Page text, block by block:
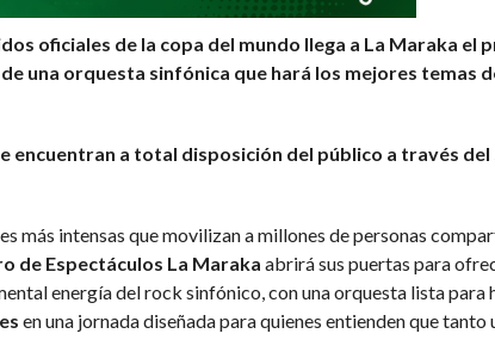
oficiales de la copa del mundo llega a La Maraka el
una orquesta sinfónica que hará los mejores temas
encuentran a total disposición del público a través del
más intensas que movilizan a millones de personas
de Espectáculos La Maraka abrirá sus puertas para
energía del rock sinfónico, con una orquesta lista para
en una jornada diseñada para quienes entienden que tanto